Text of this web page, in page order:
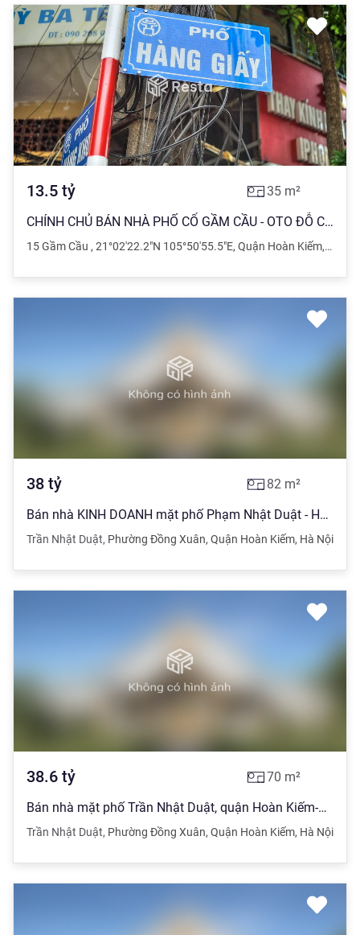
13.5 tỷ 35 m²
CHÍNH CHỦ BÁN NHÀ PHỐ CỔ GẦM CẦU - OTO ĐỖ CỬA - KINH DOANH SẦM UẤT - MẶT TIỀN KHỦNG 7M
15 Gầm Cầu , 21°02'22.2"N 105°50'55.5"E, Quận Hoàn Kiếm, Hà Nội
38 tỷ 82 m²
Bán nhà KINH DOANH mặt phố Phạm Nhật Duật - Hoàn Kiếm, 82m2, 38 tỷ
Trần Nhật Duật, Phường Đồng Xuân, Quận Hoàn Kiếm, Hà Nội
38.6 tỷ 70 m²
Bán nhà mặt phố Trần Nhật Duật, quận Hoàn Kiếm-Hiếm- KD-Chỉ 38.6 tỷ
Trần Nhật Duật, Phường Đồng Xuân, Quận Hoàn Kiếm, Hà Nội